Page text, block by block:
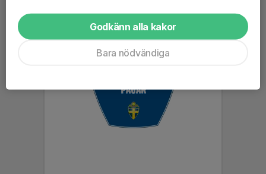
Godkänn alla kakor
Bara nödvändiga